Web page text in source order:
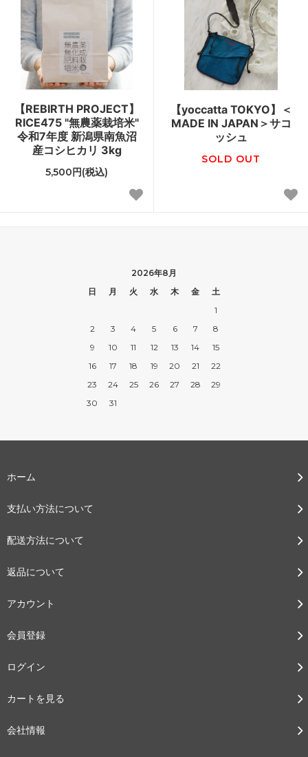
【REBIRTH PROJECT】
RICE475 "無農薬栽培米"
令和7年度 新潟県南魚沼
産コシヒカリ 3kg
5,500円(税込)
【yoccatta TOKYO】＜
MADE IN JAPAN＞サコ
ッシュ
SOLD OUT
2026年8月
日
月 火 水 木 金
土
1
2
3 4 5 6 7
8
9
10 11 12 13 14
15
16
17 18 19 20 21
22
23
24 25 26 27 28
29
30
31
ホーム
支払い方法について
配送方法について
返品について
アカウント
会員登録
ログイン
カートを見る
会社情報